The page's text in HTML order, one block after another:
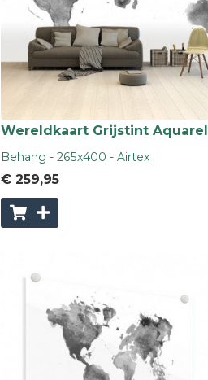
Wereldkaart Grijstint Aquarel
Behang - 265x400 - Airtex
€ 259,95